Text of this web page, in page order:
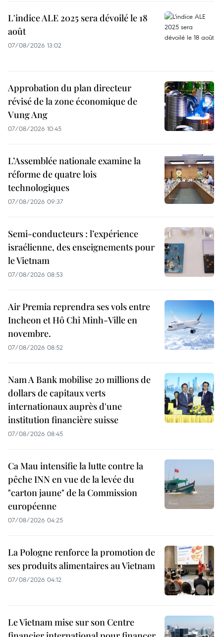
L'indice ALE 2025 sera dévoilé le 18
août
07/08/2026 13:02
Approbation du plan directeur
révisé de la zone économique de
Vung Ang
07/08/2026 10:45
L’Assemblée nationale examine la
réforme de quatre lois
technologiques
07/08/2026 09:37
Semi-conducteurs : l’expérience
israélienne, des enseignements pour
le Vietnam
07/08/2026 08:53
Air Premia reprendra ses vols entre
Incheon et Hô Chi Minh-Ville en
novembre.
07/08/2026 08:52
Nam A Bank mobilise 20 millions de
dollars de capitaux verts
internationaux auprès d'une
institution financière suisse
07/08/2026 08:45
Ca Mau intensifie la lutte contre la
pêche INN en vue de la levée du
"carton jaune" de la Commission
européenne
07/08/2026 04:25
La Pologne renforce la promotion de
ses produits alimentaires au Vietnam
07/08/2026 04:12
Le Vietnam mise sur son Centre